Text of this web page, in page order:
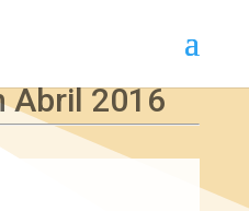
Abril 2016